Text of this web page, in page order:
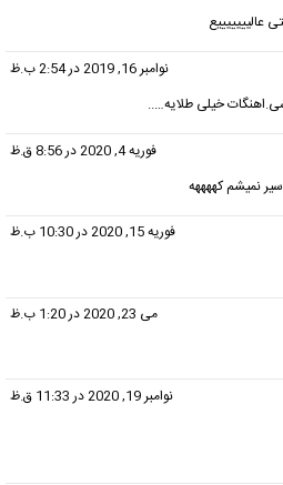
عالیییییییع
نوامبر 16, 2019 در 2:54 ب.ظ
خیلی طلایه…..
فوریه 4, 2020 در 8:56 ق.ظ
نمیشم کههههه
فوریه 15, 2020 در 10:30 ب.ظ
می 23, 2020 در 1:20 ب.ظ
نوامبر 19, 2020 در 11:33 ق.ظ